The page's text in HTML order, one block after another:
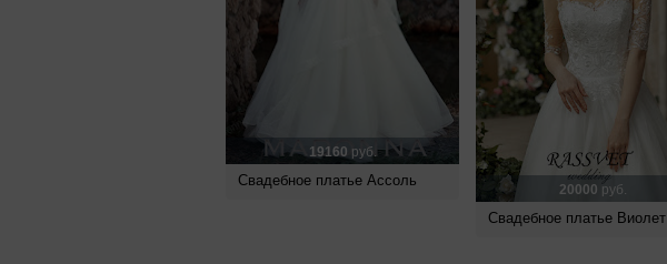
19160 руб.
Свадебное платье Ассоль
20000 руб.
Свадебное платье Виолет